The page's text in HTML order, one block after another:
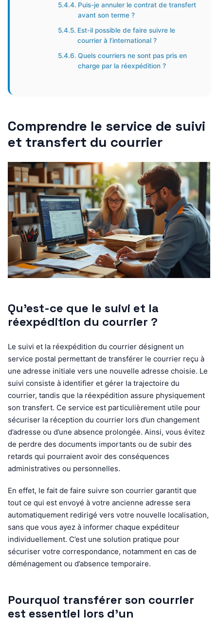
Puis-je annuler le contrat de transfert
avant son terme ?
Est-il possible de faire suivre le
courrier à l’international ?
Quels courriers ne sont pas pris en
charge par la réexpédition ?
Comprendre le service de suivi
et transfert du courrier
Qu’est-ce que le suivi et la
réexpédition du courrier ?
Le suivi et la réexpédition du courrier désignent un
service postal permettant de transférer le courrier reçu à
une adresse initiale vers une nouvelle adresse choisie. Le
suivi consiste à identifier et gérer la trajectoire du
courrier, tandis que la réexpédition assure physiquement
son transfert. Ce service est particulièrement utile pour
sécuriser la réception du courrier lors d’un changement
d’adresse ou d’une absence prolongée. Ainsi, vous évitez
de perdre des documents importants ou de subir des
retards qui pourraient avoir des conséquences
administratives ou personnelles.
En effet, le fait de faire suivre son courrier garantit que
tout ce qui est envoyé à votre ancienne adresse sera
automatiquement redirigé vers votre nouvelle localisation,
sans que vous ayez à informer chaque expéditeur
individuellement. C’est une solution pratique pour
sécuriser votre correspondance, notamment en cas de
déménagement ou d’absence temporaire.
Pourquoi transférer son courrier
est essentiel lors d’un